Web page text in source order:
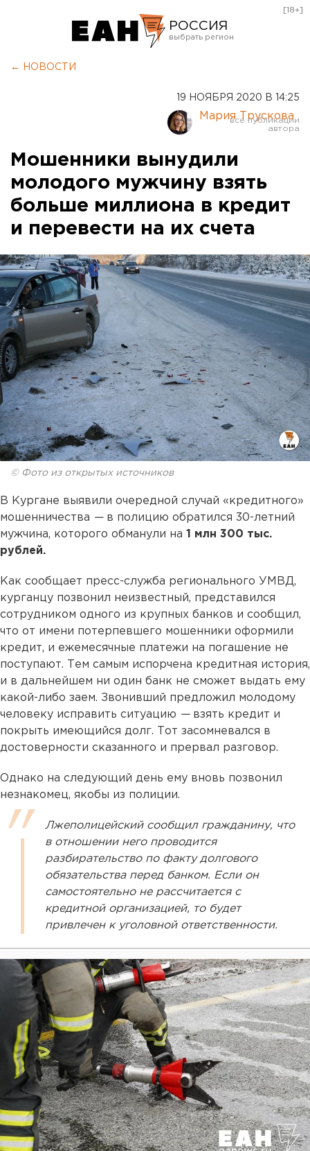
РОССИЯ
Курган
Оренбург
[18+]
← НОВОСТИ
19 НОЯБРЯ 2020 В 14:25
Мария Трускова
Мошенники вынудили
молодого мужчину взять
больше миллиона в кредит
и перевести на их счета
© Фото из открытых источников
В Кургане выявили очередной случай «кредитного»
мошенничества —в полицию обратился 30-летний
мужчина, которого обманули на 1 млн 300 тыс.
рублей.
Как сообщает пресс-служба регионального УМВД,
курганцу позвонил неизвестный, представился
сотрудником одного из крупных банков и сообщил,
что от имени потерпевшего мошенники оформили
кредит, и ежемесячные платежи на погашение не
поступают. Тем самым испорчена кредитная история,
и в дальнейшем ни один банк не сможет выдать ему
какой-либо заем. Звонивший предложил молодому
человеку исправить ситуацию —взять кредит и
покрыть имеющийся долг. Тот засомневался в
достоверности сказанного и прервал разговор.
Однако на следующий день ему вновь позвонил
незнакомец, якобы из полиции.
Лжеполицейский сообщил гражданину, что
в отношении него проводится
разбирательство по факту долгового
обязательства перед банком. Если он
самостоятельно не рассчитается с
кредитной организацией, то будет
привлечен к уголовной ответственности.